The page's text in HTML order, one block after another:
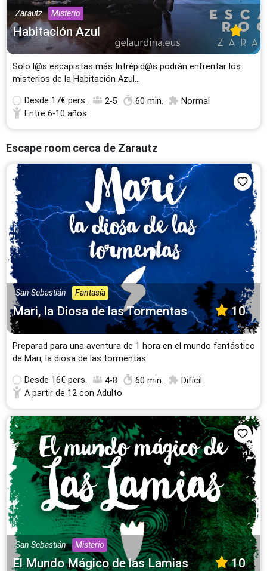
26 Escape Rooms 24 Escape Rooms
Murcia
24 Escape Rooms
Granada
23 Escape Rooms
Vigo Santander
Valladolid
20 Escape Rooms
Palma de Mallorca
Cáceres Mataró
Todas las ciudades
Zarautz Misterio
Habitación Azul
Solo l@s escapistas más Intrépid@s podrán enfrentar los
misterios de la Habitación Azul...
Desde 17€ pers. 2-5 60 min.
Normal
Entre 6-10 años
Escape room cerca de Zarautz
San Sebastián Fantasía
Mari, la Diosa de las Tormentas 10
Preparad para una aventura de 1 hora en el mundo fantástico
de Mari, la diosa de las tormentas
Desde 16€ pers. 4-8 60 min.
Difícil
A partir de 12 con Adulto
San Sebastián Misterio
El Mundo Mágico de las Lamias 10